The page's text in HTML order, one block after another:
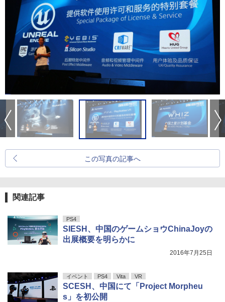
この写真の記事へ
関連記事
PS4
SIESH、中国のゲームショウChinaJoyの
出展概要を明らかに
2016年7月25日
イベント PS4 Vita VR
SCESH、中国にて「Project Morpheu
s」を初公開